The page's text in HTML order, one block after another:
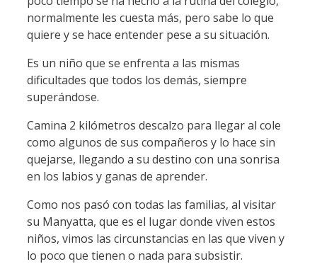
normalmente les cuesta más, pero sabe lo que
quiere y se hace entender pese a su situación.
Es un niño que se enfrenta a las mismas
dificultades que todos los demás, siempre
superándose.
Camina 2 kilómetros descalzo para llegar al cole
como algunos de sus compañeros y lo hace sin
quejarse, llegando a su destino con una sonrisa
en los labios y ganas de aprender.
Como nos pasó con todas las familias, al visitar
su Manyatta, que es el lugar donde viven estos
niños, vimos las circunstancias en las que viven y
lo poco que tienen o nada para subsistir.